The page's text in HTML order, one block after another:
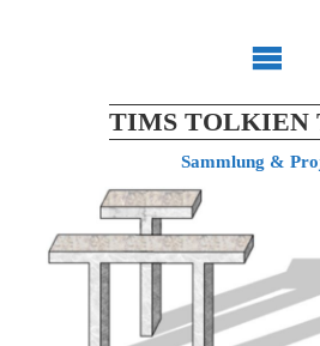
TIMS TOLKIEN
Sammlung &